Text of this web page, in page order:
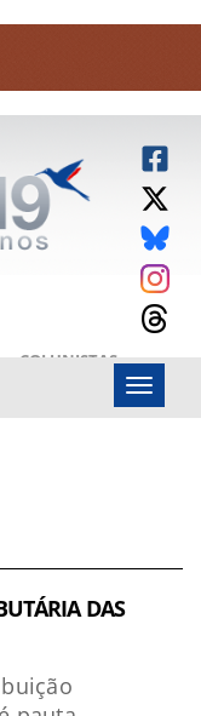
COLUNISTAS
Menu
DAS